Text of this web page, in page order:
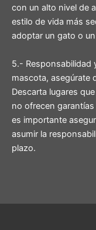
con un alto nivel de
estilo de vida más
adoptar un gato o
5.- Responsabilidad
mascota, asegúrate
Descarta lugares
no ofrecen
es importante
asumir la
plazo.